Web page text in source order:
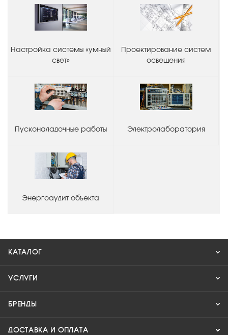
Настройка системы «умный
свет»
Проектирование систем
освещения
Пусконаладочные работы Электролаборатория
Энергоаудит объекта
КАТАЛОГ
УСЛУГИ
БРЕНДЫ
ДОСТАВКА И ОПЛАТА